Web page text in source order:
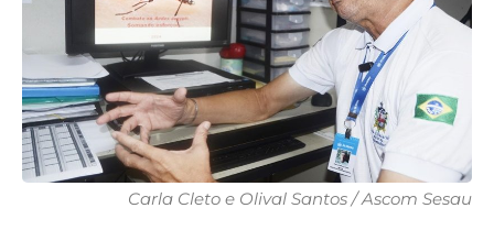
Carla Cleto e Olival Santos / Ascom Sesau